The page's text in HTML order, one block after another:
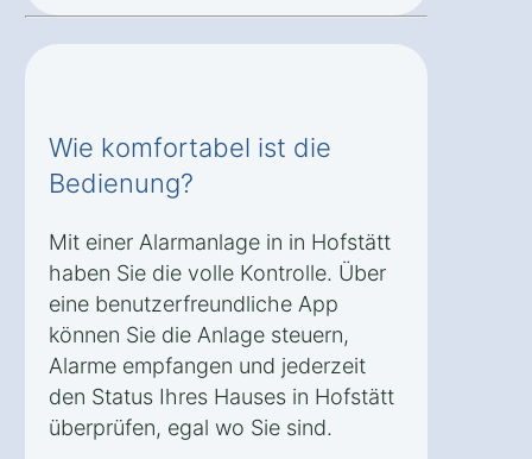
Wie komfortabel ist die
Bedienung?
Mit einer Alarmanlage in in Hofstätt
haben Sie die volle Kontrolle. Über
eine benutzerfreundliche App
können Sie die Anlage steuern,
Alarme empfangen und jederzeit
den Status Ihres Hauses in Hofstätt
überprüfen, egal wo Sie sind.